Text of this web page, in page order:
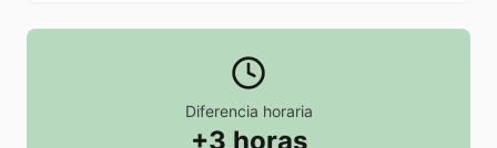
Diferencia horaria
+3 horas